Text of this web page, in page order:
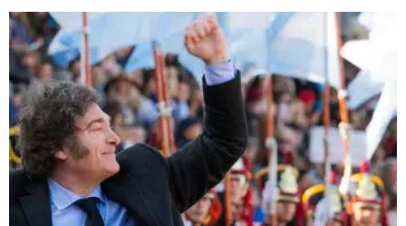
Con el campo
Espacio empresas
Sociedad y tiempo
libre
Sociedad
Tecnología
Turismo
Salud
Es viral
El tiempo
Fúnebres